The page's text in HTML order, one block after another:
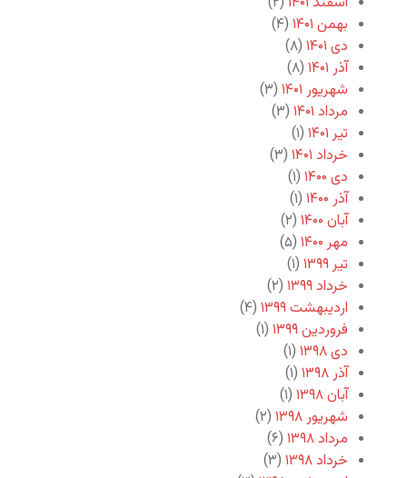
بهمن ۱۴۰۱
(۴)
دی ۱۴۰۱
(۸)
آذر ۱۴۰۱
(۸)
شهریور ۱۴۰۱
(۳)
مرداد ۱۴۰۱
(۳)
تیر ۱۴۰۱
(۱)
خرداد ۱۴۰۱
(۳)
دی ۱۴۰۰
(۱)
آذر ۱۴۰۰
(۱)
آبان ۱۴۰۰
(۲)
مهر ۱۴۰۰
(۵)
تیر ۱۳۹۹
(۱)
خرداد ۱۳۹۹
(۲)
اردیبهشت ۱۳۹۹
(۴)
فروردین ۱۳۹۹
(۱)
دی ۱۳۹۸
(۱)
آذر ۱۳۹۸
(۱)
آبان ۱۳۹۸
(۱)
شهریور ۱۳۹۸
(۲)
مرداد ۱۳۹۸
(۶)
خرداد ۱۳۹۸
(۳)